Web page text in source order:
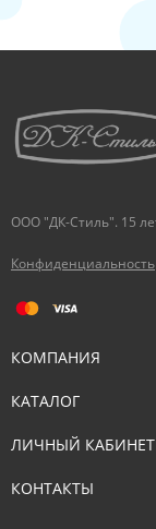
ООО "ДК-Стиль". 15
Конфиденциальность
КОМПАНИЯ
КАТАЛОГ
ЛИЧНЫЙ КАБИНЕТ
КОНТАКТЫ